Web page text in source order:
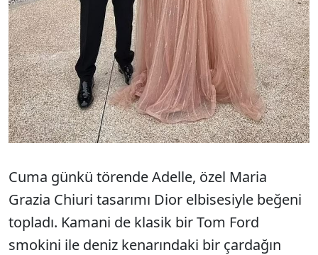
Cuma günkü törende Adelle, özel Maria
Grazia Chiuri tasarımı Dior elbisesiyle beğeni
topladı. Kamani de klasik bir Tom Ford
smokini ile deniz kenarındaki bir çardağın